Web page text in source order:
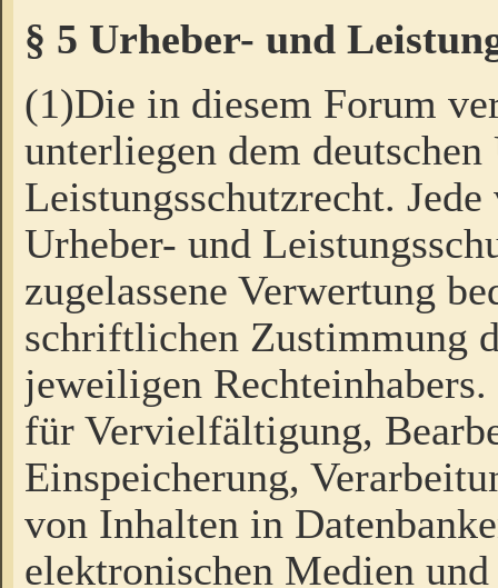
§ 5 Urheber- und
(1)Die in diesem Forum
unterliegen dem
Leistungsschutzrecht.
Urheber- und
zugelassene Verwertung
schriftlichen Zustimmung
jeweiligen
für Vervielfältigung,
Einspeicherung,
von Inhalten in
elektronischen Medien